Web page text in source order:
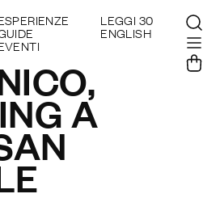
LEGGI 30
ENGLISH
A